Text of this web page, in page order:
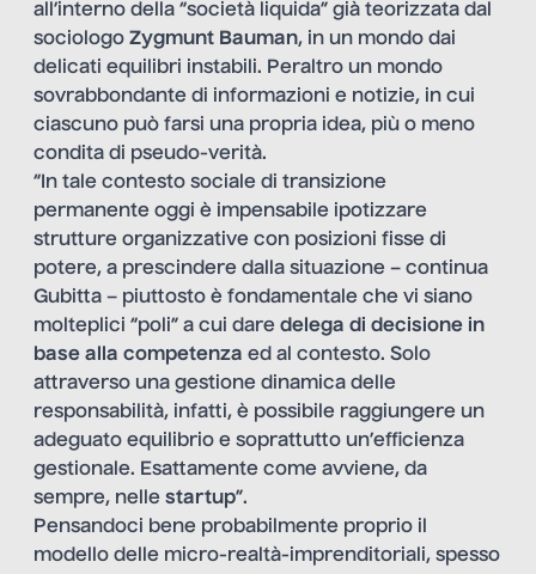
all’interno della “società liquida” già teorizzata dal
sociologo Zygmunt Bauman, in un mondo dai
delicati equilibri instabili. Peraltro un mondo
sovrabbondante di informazioni e notizie, in cui
ciascuno può farsi una propria idea, più o meno
condita di pseudo-verità.
“In tale contesto sociale di transizione
permanente oggi è impensabile ipotizzare
strutture organizzative con posizioni fisse di
potere, a prescindere dalla situazione – continua
Gubitta – piuttosto è fondamentale che vi siano
molteplici “poli” a cui dare delega di decisione in
base alla competenza ed al contesto. Solo
attraverso una gestione dinamica delle
responsabilità, infatti, è possibile raggiungere un
adeguato equilibrio e soprattutto un’efficienza
gestionale. Esattamente come avviene, da
sempre, nelle startup”.
Pensandoci bene probabilmente proprio il
modello delle micro-realtà-imprenditoriali, spesso